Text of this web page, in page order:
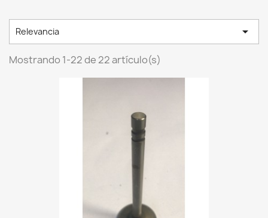
Relevancia 
Mostrando 1-22 de 22 artículo(s)